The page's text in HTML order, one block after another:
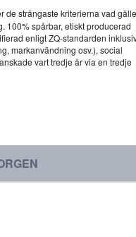
de strängaste kriterierna vad
100% spårbar, etiskt producerad
enligt ZQ-standarden
markanvändning osv.), social
vart tredje år via en tredje